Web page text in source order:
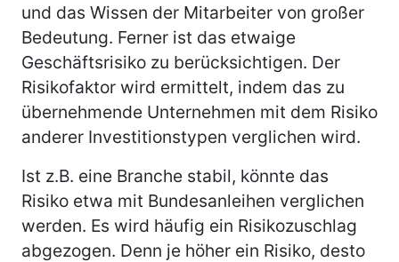
und das Wissen der Mitarbeiter von großer
Bedeutung. Ferner ist das etwaige
Geschäftsrisiko zu berücksichtigen. Der
Risikofaktor wird ermittelt, indem das zu
übernehmende Unternehmen mit dem Risiko
anderer Investitionstypen verglichen wird.
Ist z.B. eine Branche stabil, könnte das
Risiko etwa mit Bundesanleihen verglichen
werden. Es wird häufig ein Risikozuschlag
abgezogen. Denn je höher ein Risiko, desto